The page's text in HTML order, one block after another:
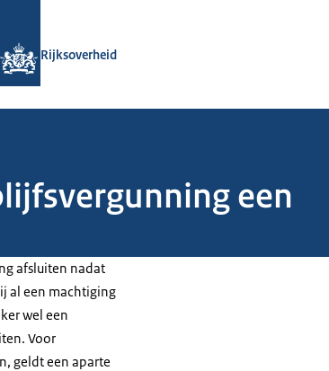
Rijksoverheid
een
afsluiten nadat
al een machtiging
wel een
Voor
geldt een aparte